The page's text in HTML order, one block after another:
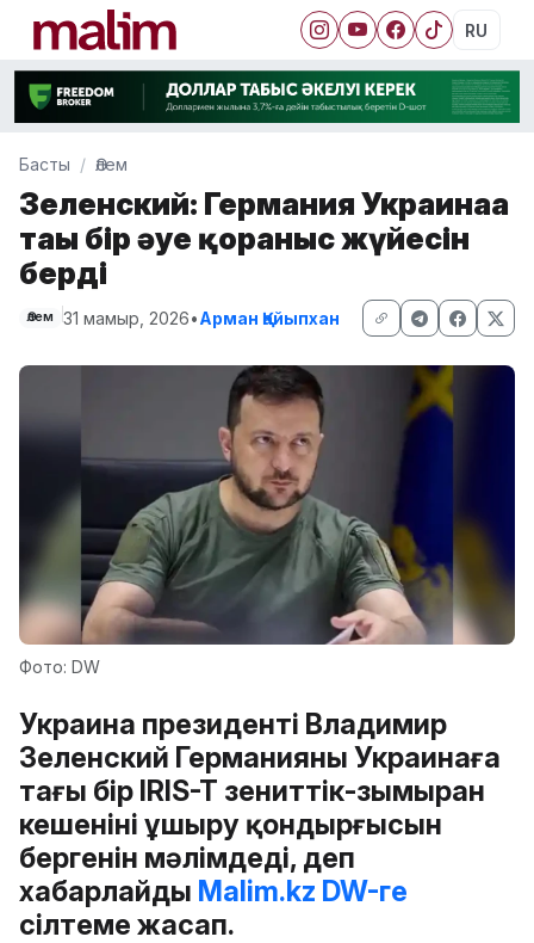
RU
Басты Әлем
Зеленский: Германия Украинаға
тағы бір әуе қорғаныс жүйесін
берді
Әлем 31 мамыр, 2026•Арман Қайыпхан
Фото: DW
Украина президенті Владимир
Зеленский Германияның Украинаға
тағы бір IRIS-T зениттік-зымыран
кешенінің ұшыру қондырғысын
бергенін мәлімдеді, деп
хабарлайды Malim.kz DW-ге
сілтеме жасап.